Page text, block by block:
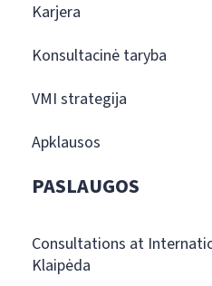
Karjera
Konsultacinė taryba
VMI strategija
Apklausos
PASLAUGOS
Consultations at
Klaipėda